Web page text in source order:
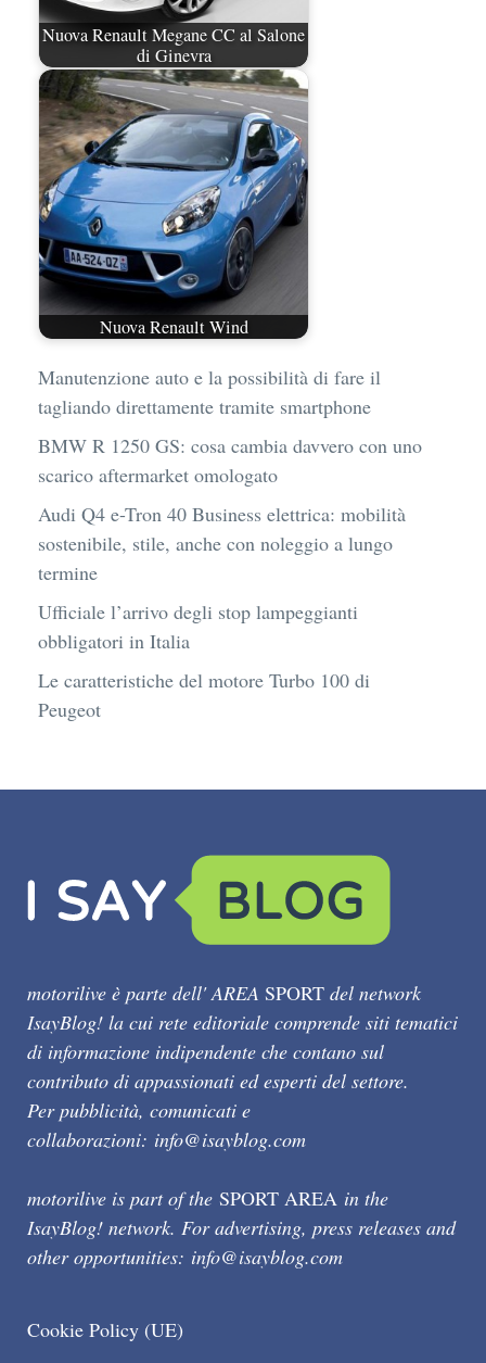
Nuova Renault Megane CC al Salone
di Ginevra
Nuova Renault Wind
Manutenzione auto e la possibilità di fare il
tagliando direttamente tramite smartphone
BMW R 1250 GS: cosa cambia davvero con uno
scarico aftermarket omologato
Audi Q4 e-Tron 40 Business elettrica: mobilità
sostenibile, stile, anche con noleggio a lungo
termine
Ufficiale l’arrivo degli stop lampeggianti
obbligatori in Italia
Le caratteristiche del motore Turbo 100 di
Peugeot
motorilive è parte dell' AREA SPORT del network
IsayBlog! la cui rete editoriale comprende siti tematici
di informazione indipendente che contano sul
contributo di appassionati ed esperti del settore.
Per pubblicità, comunicati e
collaborazioni: info@isayblog.com
motorilive is part of the SPORT AREA in the
IsayBlog! network. For advertising, press releases and
other opportunities: info@isayblog.com
Cookie Policy (UE)